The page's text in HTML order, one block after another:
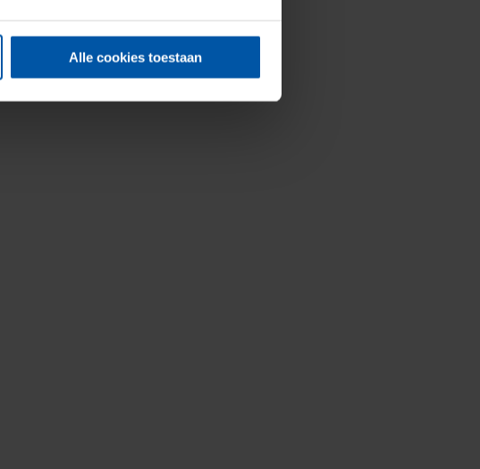
Alle cookies toestaan